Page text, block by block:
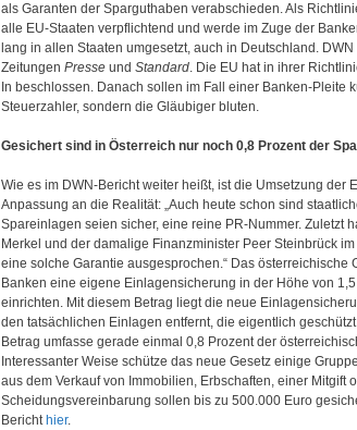
als Garanten der Sparguthaben verabschieden. Als
alle EU-Staaten verpflichtend und werde im Zuge der
lang in allen Staaten umgesetzt, auch in Deutschland.
Zeitungen Presse und Standard. Die EU hat in ihrer
In beschlossen. Danach sollen im Fall einer Banken-Pleite
Steuerzahler, sondern die Gläubiger bluten.
Gesichert sind in Österreich nur noch 0,8 Prozent der
Wie es im DWN-Bericht weiter heißt, ist die Umsetzung der
Anpassung an die Realität: „Auch heute schon sind
Spareinlagen seien sicher, eine reine PR-Nummer. Zuletzt
Merkel und der damalige Finanzminister Peer Steinbrück
eine solche Garantie ausgesprochen.“ Das österreichische
Banken eine eigene Einlagensicherung in der Höhe von
einrichten. Mit diesem Betrag liegt die neue
den tatsächlichen Einlagen entfernt, die eigentlich
Betrag umfasse gerade einmal 0,8 Prozent der
Interessanter Weise schütze das neue Gesetz einige
aus dem Verkauf von Immobilien, Erbschaften, einer Mitgift
Scheidungsvereinbarung sollen bis zu 500.000 Euro
Bericht hier.